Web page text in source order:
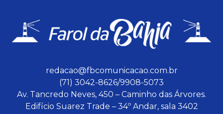
redacao@fbcomunicacao.com.br
(71) 3042-8626/9908-5073
Av. Tancredo Neves, 450 – Caminho das Árvores.
Edifício Suarez Trade – 34º Andar, sala 3402